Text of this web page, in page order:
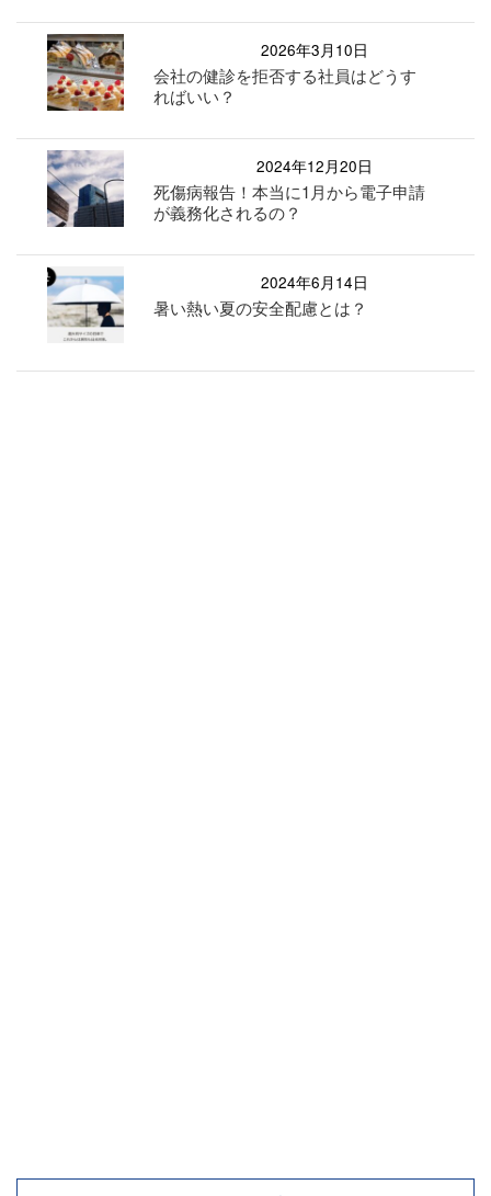
2026年3月10日
会社の健診を拒否する社員はどうす
ればいい？
2024年12月20日
死傷病報告！本当に1月から電子申請
が義務化されるの？
2024年6月14日
暑い熱い夏の安全配慮とは？